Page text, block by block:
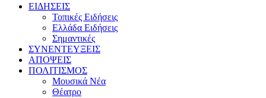
ΕΙΔΗΣΕΙΣ
Τοπικές Ειδήσεις
Ελλάδα Ειδήσεις
Σημαντικές
ΣΥΝΕΝΤΕΥΞΕΙΣ
ΑΠΟΨΕΙΣ
ΠΟΛΙΤΙΣΜΟΣ
Μουσικά Νέα
Θέατρο